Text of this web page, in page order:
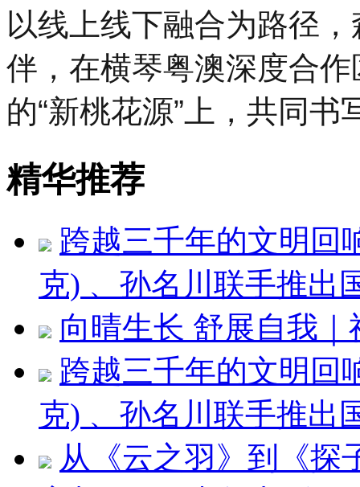
以线上线下融合为路径
伴，在横琴粤澳深度合
的“新桃花源”上，共同
精华推荐
跨越三千年的文明回
克) 、孙名川联手推出
向晴生长 舒展自我
跨越三千年的文明回
克) 、孙名川联手推出
从《云之羽》到《探